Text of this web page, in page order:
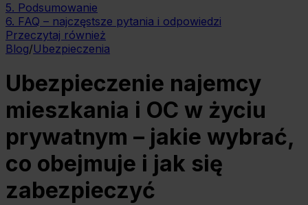
5. Podsumowanie
6. FAQ – najczęstsze pytania i odpowiedzi
Przeczytaj również
Blog/Ubezpieczenia
Ubezpieczenie najemcy
mieszkania i OC w życiu
prywatnym – jakie wybrać,
co obejmuje i jak się
zabezpieczyć